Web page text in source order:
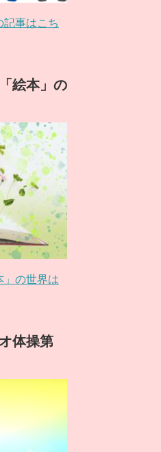
記事はこち
絵本」の
」の世界は
体操第